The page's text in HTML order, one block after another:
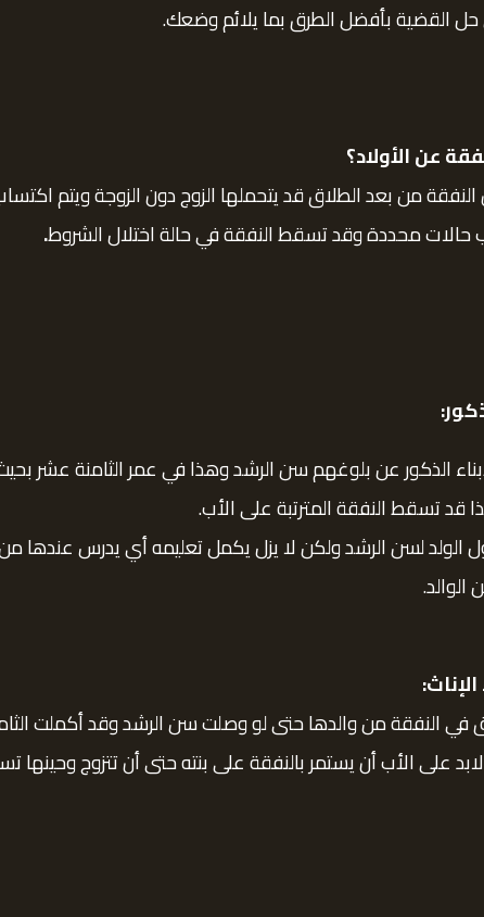
القضية بأفضل الطرق بما يلائم وضعك.
عن الأولاد؟
من بعد الطلاق قد يتحملها الزوج دون الزوجة ويتم
محددة وقد تسقط النفقة في حالة اختلال الشروط.
الذكور عن بلوغهم سن الرشد وهذا في عمر الثامنة عشر
قد تسقط النفقة المترتبة على الأب.
الولد لسن الرشد ولكن لا يزل يكمل تعليمه أي يدرس عندها
في النفقة من والدها حتى لو وصلت سن الرشد وقد أكملت
على الأب أن يستمر بالنفقة على بنته حتى أن تتزوج وحينها